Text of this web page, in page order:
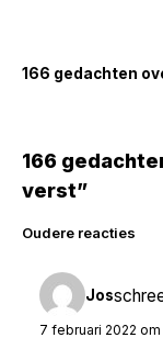
166 gedachten
166
verst”
Reacties
navigatie
Oudere reacties
Jos
7 februari 2022 om